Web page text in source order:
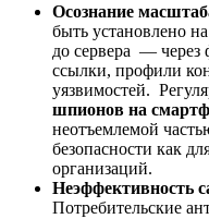
Осознание
быть установлено
до сервера —
ссылки, профили
уязвимостей.
шпионов на
неотъемлемой
безопасности как
организаций.
Неэффективность
Потребительские